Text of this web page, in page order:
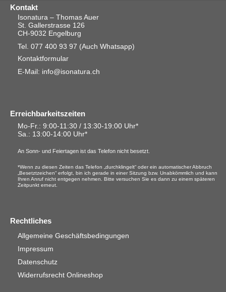
Kontakt
Isonatura – Thomas Auer
St. Gallerstrasse 126
CH-9032 Engelburg
Tel. 077 400 93 97 (Auch Whatsapp)
Kontaktformular
E-Mail: info@isonatura.ch
Erreichbarkeitszeiten
Mo-Fr.: 9:00-11:30 / 13:30-19:00 Uhr*
Sa. : 13:00-14:00 Uhr*
An Sonn- und Feiertagen ist das Telefon nicht besetzt.
*Wenn zu diesen Zeiten das Telefon „durchklingelt“ oder ein automatischer Abbruch
„Besetztzeichen“ erfolgt, bin ich gerade in einer Sitzung bzw. Unabkömmlich und kann
Ihren Anruf nicht entgegen nehmen. Bitte versuchen Sie es dann zu einem späteren
Zeitpunkt erneut.
Rechtliches
Allgemeine Geschäftsbedingungen
Impressum
Datenschutz
Widerrufsrecht Onlineshop